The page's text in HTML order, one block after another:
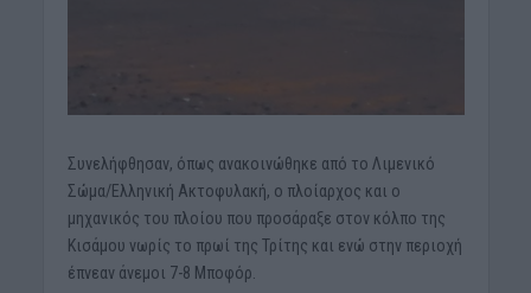
Συνελήφθησαν, όπως ανακοινώθηκε από το Λιμενικό
Σώμα/Ελληνική Ακτοφυλακή, ο πλοίαρχος και ο
μηχανικός του πλοίου που προσάραξε στον κόλπο της
Κισάμου νωρίς το πρωί της Τρίτης και ενώ στην περιοχή
έπνεαν άνεμοι 7-8 Μποφόρ.